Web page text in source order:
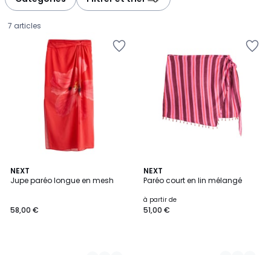
7 articles
NEXT
Jupe paréo longue en mesh
€.
58,00 €
2
Couleurs
NEXT
Paréo court en lin mélangé
à partir de
51,00 €
2
Couleurs